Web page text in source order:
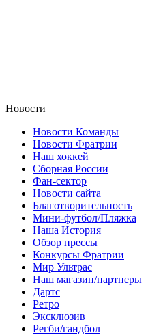
Новости
Новости Команды
Новости Фратрии
Наш хоккей
Сборная России
Фан-cектор
Новости сайта
Благотворительность
Мини-футбол/Пляжка
Наша История
Обзор прессы
Конкурсы Фратрии
Мир Ультрас
Наш магазин/партнеры
Дартс
Ретро
Эксклюзив
Регби/гандбол